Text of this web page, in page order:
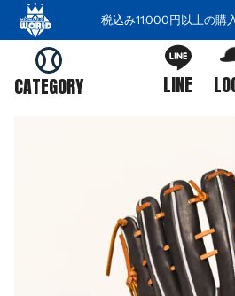
税込み11,000円以上の購
CATEGORY LINE